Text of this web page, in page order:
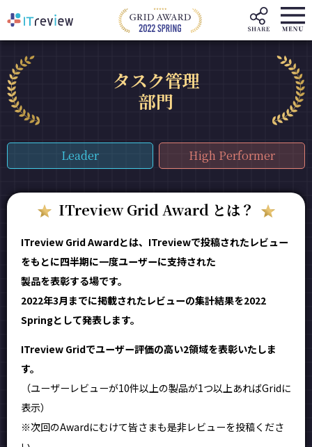
タスク管理
部門
Leader High Performer
ITreview Grid Award とは？
ITreview Grid Awardとは、ITreviewで投稿されたレビュー
をもとに四半期に一度ユーザーに支持された
製品を表彰する場です。
2022年3月までに掲載されたレビューの集計結果を2022
Springとして発表します。
ITreview Gridでユーザー評価の高い2領域を表彰いたしま
す。
（ユーザーレビューが10件以上の製品が1つ以上あればGridに
表示）
※次回のAwardにむけて皆さまも是非レビューを投稿くださ